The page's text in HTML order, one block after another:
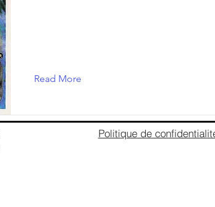
Read More
Politique de